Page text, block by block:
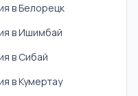
в Белорецк
в Ишимбай
в Сибай
в Кумертау